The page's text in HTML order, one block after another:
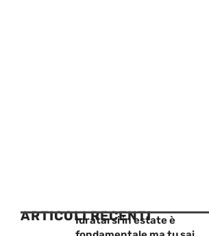
ARTICOLI RECENTI
Idratarsi in estate è